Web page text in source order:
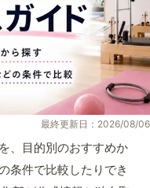
最終更新日：2026/08/06
、目的別のおすすめか
条件で比較したりでき